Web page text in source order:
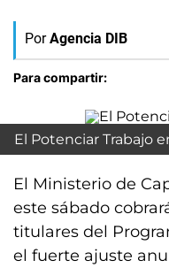
Por Agencia DIB
Para compartir:
El Potenciar Trabajo
El Ministerio de
este sábado
titulares del
el fuerte ajuste